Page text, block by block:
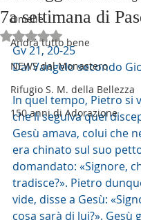
Omelie
Andrà tutto bene
NEWS dal Monastero
Rifugio S. M. della Bellezza
150 anni di Adorazione
7a settimana di
Valutazione NaN stelle
Gv 21, 20-25
Dal Vangelo secondo
In quel tempo, Pietro si
che li seguiva quel
Gesù amava, colui che
era chinato sul suo
domandato: «Signore,
tradisce?». Pietro
vide, disse a Gesù:
cosa sarà di lui?». Gesù